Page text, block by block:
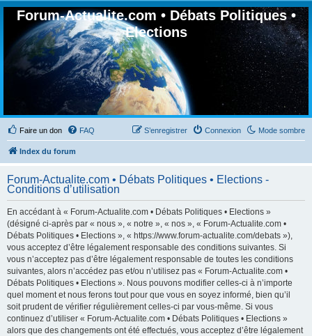
Forum-Actualite.com • Débats Politiques •
Elections
Faire un don Mode sombre
FAQ Connexion
S’enregistrer
Index du forum
Forum-Actualite.com • Débats Politiques • Elections -
Conditions d’utilisation
En accédant à « Forum-Actualite.com • Débats Politiques • Elections »
(désigné ci-après par « nous », « notre », « nos », « Forum-Actualite.com •
Débats Politiques • Elections », « https://www.forum-actualite.com/debats »),
vous acceptez d’être légalement responsable des conditions suivantes. Si
vous n’acceptez pas d’être légalement responsable de toutes les conditions
suivantes, alors n’accédez pas et/ou n’utilisez pas « Forum-Actualite.com •
Débats Politiques • Elections ». Nous pouvons modifier celles-ci à n’importe
quel moment et nous ferons tout pour que vous en soyez informé, bien qu’il
soit prudent de vérifier régulièrement celles-ci par vous-même. Si vous
continuez d’utiliser « Forum-Actualite.com • Débats Politiques • Elections »
alors que des changements ont été effectués, vous acceptez d’être légalement